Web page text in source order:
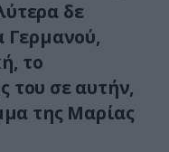
δε
Γερμανού,
το
του σε αυτήν,
της Μαρίας